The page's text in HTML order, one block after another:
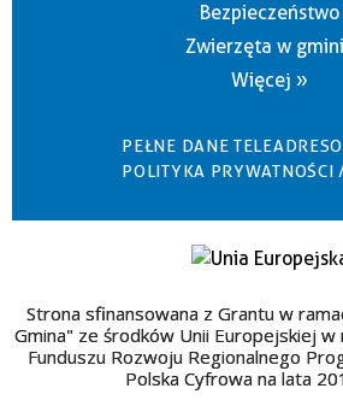
Bezpieczeństwo
Zwierzęta w
Więcej »
PEŁNE DANE
POLITYKA PRYWATNOŚCI
Strona sfinansowana z Grantu w
Gmina" ze środków Unii Europejskiej
Funduszu Rozwoju Regionalnego
Polska Cyfrowa na lata